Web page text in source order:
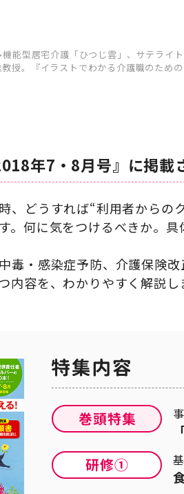
能型居宅介護「ひつじ雲」、サテラ
授。『イラストでわかる介護職のため
年7・8月号』に掲載
、どうすれば“利用者から
。何に気をつけるべきか。
毒・感染症予防、介護保険
内容を、わかりやすく解説し